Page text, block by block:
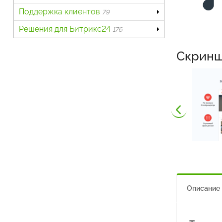
Поддержка клиентов 79
Решения для Битрикс24 176
Описание